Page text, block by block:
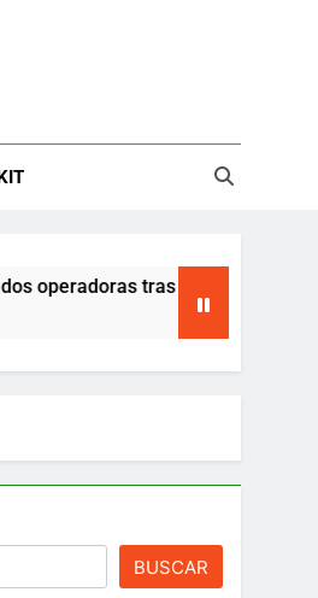
tras dos muertes en buses
BUSCAR